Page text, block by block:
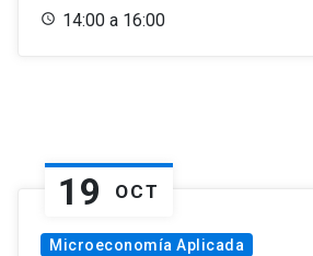
14:00 a 16:00
19 OCT
Microeconomía Aplicada